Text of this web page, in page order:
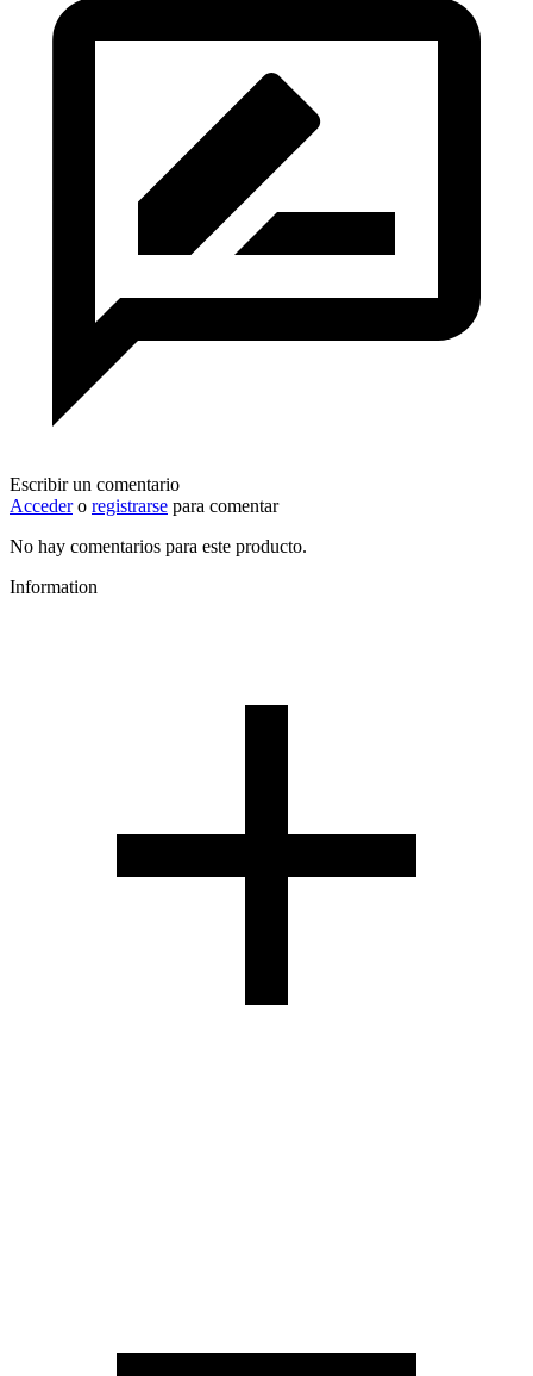
Escribir un comentario
Accedero registrarse para comentar
No hay comentarios para este producto.
Information